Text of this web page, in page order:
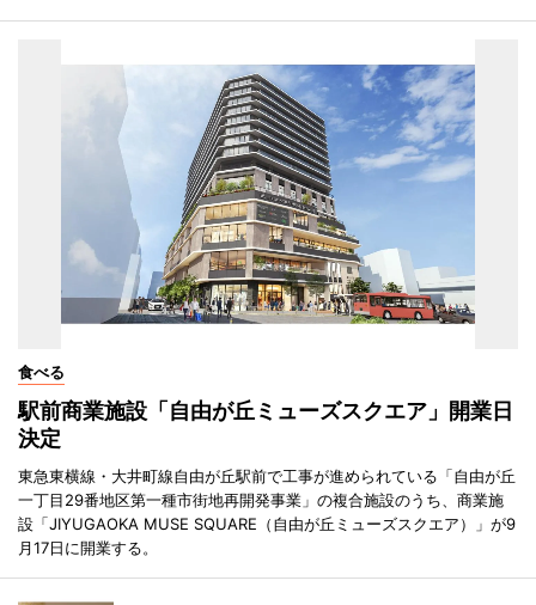
食べる
駅前商業施設「自由が丘ミューズスクエア」開業日
決定
東急東横線・大井町線自由が丘駅前で工事が進められている「自由が丘
一丁目29番地区第一種市街地再開発事業」の複合施設のうち、商業施
設「JIYUGAOKA MUSE SQUARE（自由が丘ミューズスクエア）」が9
月17日に開業する。